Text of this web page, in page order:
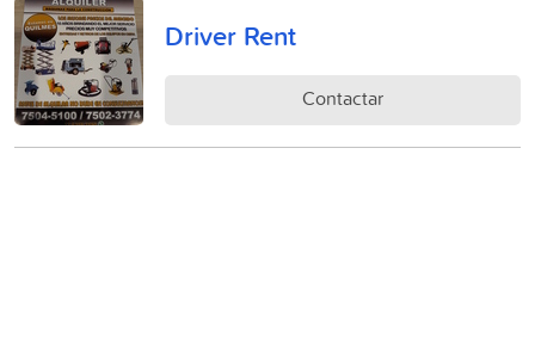
Driver Rent
Contactar